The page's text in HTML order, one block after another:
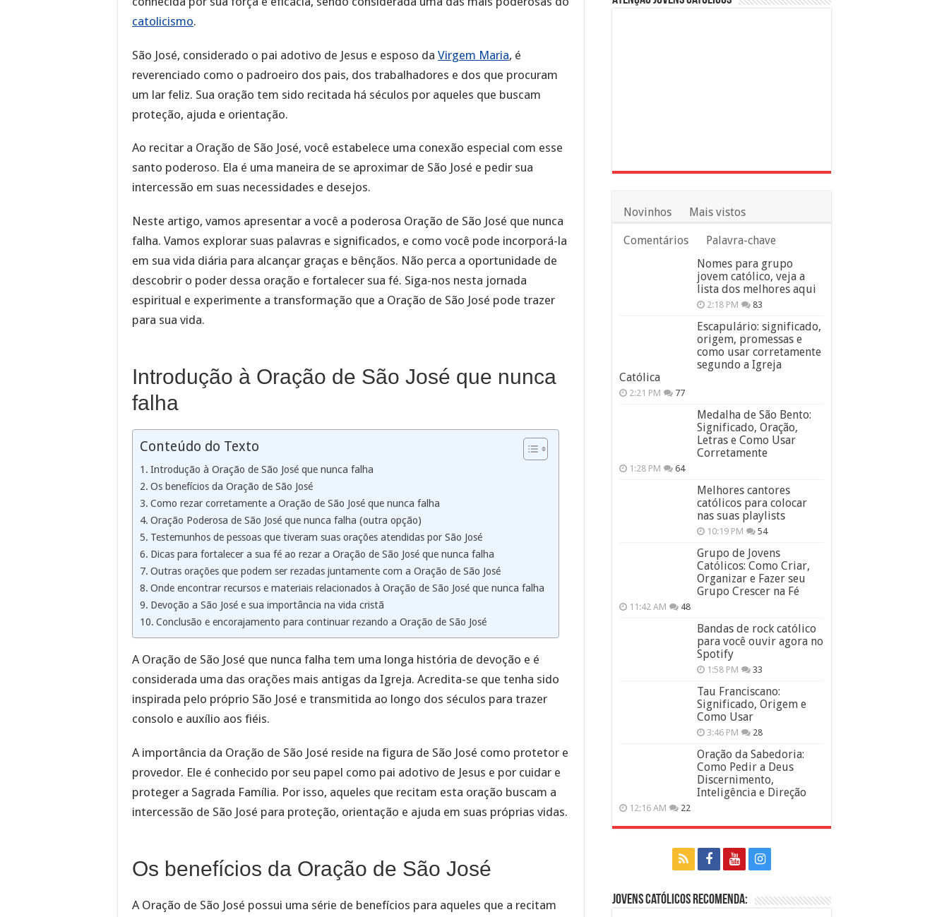
catolicismo.
São José, considerado o pai adotivo de Jesus e esposo da Virgem Maria, é
reverenciado como o padroeiro dos pais, dos trabalhadores e dos que procuram
um lar feliz. Sua oração tem sido recitada há séculos por aqueles que buscam
proteção, ajuda e orientação.
Ao recitar a Oração de São José, você estabelece uma conexão especial com esse
santo poderoso. Ela é uma maneira de se aproximar de São José e pedir sua
intercessão em suas necessidades e desejos.
Neste artigo, vamos apresentar a você a poderosa Oração de São José que nunca
falha. Vamos explorar suas palavras e significados, e como você pode incorporá-la
em sua vida diária para alcançar graças e bênçãos. Não perca a oportunidade de
descobrir o poder dessa oração e fortalecer sua fé. Siga-nos nesta jornada
espiritual e experimente a transformação que a Oração de São José pode trazer
para sua vida.
Introdução à Oração de São José que nunca
falha
Conteúdo do Texto
Introdução à Oração de São José que nunca falha
Os benefícios da Oração de São José
Como rezar corretamente a Oração de São José que nunca falha
Oração Poderosa de São José que nunca falha (outra opção)
Testemunhos de pessoas que tiveram suas orações atendidas por São José
Dicas para fortalecer a sua fé ao rezar a Oração de São José que nunca falha
Outras orações que podem ser rezadas juntamente com a Oração de São José
Onde encontrar recursos e materiais relacionados à Oração de São José que nunca falha
Devoção a São José e sua importância na vida cristã
Conclusão e encorajamento para continuar rezando a Oração de São José
A Oração de São José que nunca falha tem uma longa história de devoção e é
considerada uma das orações mais antigas da Igreja. Acredita-se que tenha sido
inspirada pelo próprio São José e transmitida ao longo dos séculos para trazer
consolo e auxílio aos fiéis.
A importância da Oração de São José reside na figura de São José como protetor e
provedor. Ele é conhecido por seu papel como pai adotivo de Jesus e por cuidar e
proteger a Sagrada Família. Por isso, aqueles que recitam esta oração buscam a
intercessão de São José para proteção, orientação e ajuda em suas próprias vidas.
Os benefícios da Oração de São José
A Oração de São José possui uma série de benefícios para aqueles que a recitam
Novinhos Mais vistos
Comentários
Palavra-chave
Nomes para grupo
jovem católico, veja a
lista dos melhores aqui
2:18 PM 83
Escapulário: significado,
origem, promessas e
como usar corretamente
segundo a Igreja
Católica
2:21 PM 77
Medalha de São Bento:
Significado, Oração,
Letras e Como Usar
Corretamente
1:28 PM 64
Melhores cantores
católicos para colocar
nas suas playlists
10:19 PM 54
Grupo de Jovens
Católicos: Como Criar,
Organizar e Fazer seu
Grupo Crescer na Fé
11:42 AM 48
Bandas de rock católico
para você ouvir agora no
Spotify
1:58 PM 33
Tau Franciscano:
Significado, Origem e
Como Usar
3:46 PM 28
Oração da Sabedoria:
Como Pedir a Deus
Discernimento,
Inteligência e Direção
12:16 AM 22
Jovens Católicos Recomenda: